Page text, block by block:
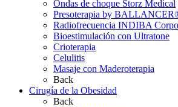
Ondas de choque Storz Medical
Presoterapia by
Radiofrecuencia INDIBA
Bioestimulación con Ultratone
Crioterapia
Celulitis
Masaje con Maderoterapia
Back
Cirugía de la Obesidad
Back